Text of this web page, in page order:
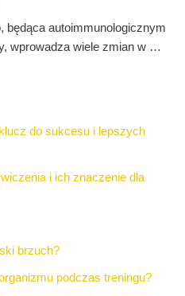
będąca autoimmunologicznym
wprowadza wiele zmian w …
do sukcesu i lepszych
i ich znaczenie dla
brzuch?
podczas treningu?